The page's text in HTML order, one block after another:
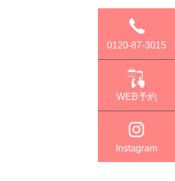
0120-87-3015
WEB予約
Instagram